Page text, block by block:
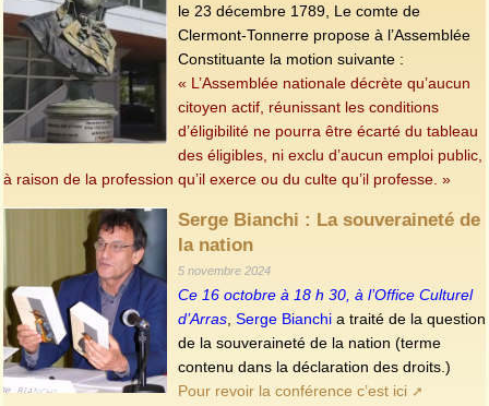
le 23 décembre 1789, Le comte de
Clermont-Tonnerre propose à l’Assemblée
Constituante la motion suivante :
« L’Assemblée nationale décrète qu’aucun
citoyen actif, réunissant les conditions
d’éligibilité ne pourra être écarté du tableau
des éligibles, ni exclu d’aucun emploi public,
à raison de la profession qu’il exerce ou du culte qu’il professe. »
Serge Bianchi : La souveraineté de
la nation
5 novembre 2024
Ce 16 octobre à 18 h 30, à l’Office Culturel
d’Arras Serge Bianchi a traité de la question
de la souveraineté de la nation (terme
contenu dans la déclaration des droits.)
Pour revoir la conférence c’est ici